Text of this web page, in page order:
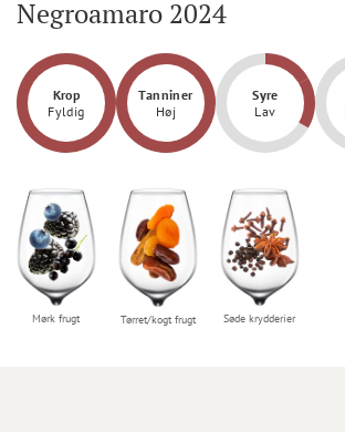
Negroamaro 2024
Krop
Fyldig
Tanniner
Høj
Syre
Lav
Mørk frugt Tørret/kogt frugt Søde krydderier